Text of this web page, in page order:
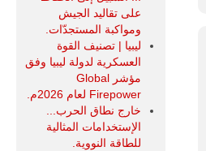
على تقاليد الجيش
ومواكبة المستجدّات.
ليبيا | تصنيف القوة
العسكرية لدولة ليبيا وفق
مؤشر Global
Firepower لعام 2026م.
خارج نطاق الحرب...
الإستخدامات المثالية
للطاقة النووية.